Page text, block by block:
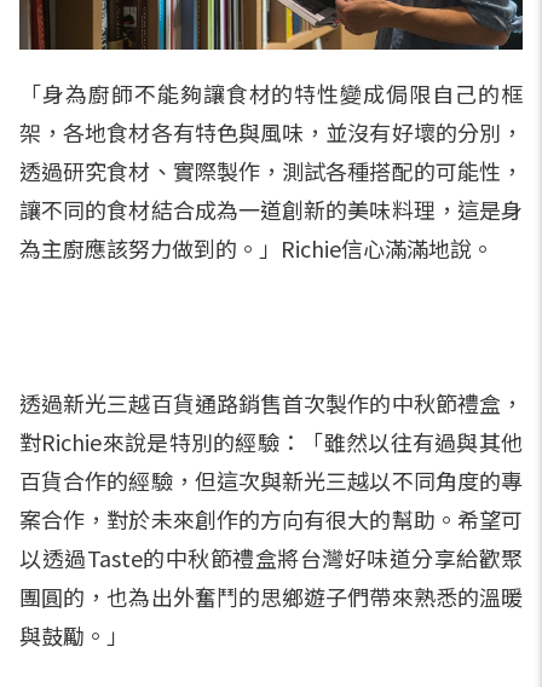
「身為廚師不能夠讓食材的特性變成侷限自己的框
架，各地食材各有特色與風味，並沒有好壞的分別，
透過研究食材、實際製作，測試各種搭配的可能性，
讓不同的食材結合成為一道創新的美味料理，這是身
為主廚應該努力做到的。」Richie信心滿滿地說。
透過新光三越百貨通路銷售首次製作的中秋節禮盒，
對Richie來說是特別的經驗：「雖然以往有過與其他
百貨合作的經驗，但這次與新光三越以不同角度的專
案合作，對於未來創作的方向有很大的幫助。希望可
以透過Taste的中秋節禮盒將台灣好味道分享給歡聚
團圓的，也為出外奮鬥的思鄉遊子們帶來熟悉的溫暖
與鼓勵。」